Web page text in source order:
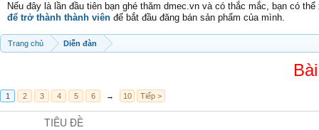
Nếu đây là lần đầu tiên bạn ghé thăm dmec.vn và có thắc mắc, bạn có
để trở thành thành viên để bắt đầu đăng bán sản phẩm của mình.
Trang chủ Diễn đàn
1 2 3 4 5 6 → 10 Tiếp >
TIÊU ĐỀ